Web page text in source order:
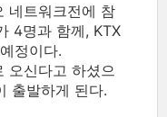
네트워크전에 참
4명과 함께, KTX
정이다.
오신다고 하셨으
출발하게 된다.